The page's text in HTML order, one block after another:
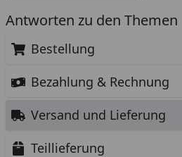
Antworten zu den Themen
Bestellung
Bezahlung & Rechnung
Versand und Lieferung
Teillieferung